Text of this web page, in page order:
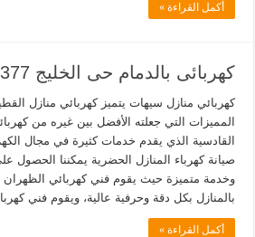
أكمل القراءة »
كهربائى بالدمام حى الخليج 0546559377
كهربائي منازل سيهات يتميز كهربائي منازل
المميزات التي جعلته الأفضل بين غيره من
القادسية الذي يقدم خدمات كثيرة في مجال
صيانة كهرباء المنازل الحضرية يمكننا الحصول
وخدمة متميزة حيث يقوم فني كهربائي الظهران
بالمنازل بكل دقة وحرفية عالية، ويقوم فني
أكمل القراءة »